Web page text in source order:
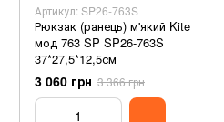
Артикул: SP26-763S
Рюкзак (ранець) м'який Kite
мод 763 SP SP26-763S
37*27,5*12,5см
3 060 грн 3 366 грн